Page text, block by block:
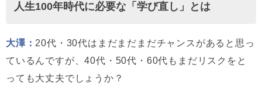
人生100年時代に必要な「学び直し」とは
大澤： 20代・30代はまだまだまだチャンスがあると思っ
ているんですが、40代・50代・60代もまだリスクをと
っても大丈夫でしょうか？